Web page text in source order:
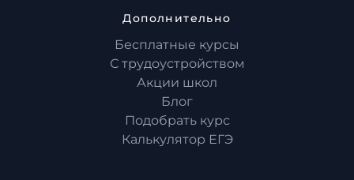
Дополнительно
Бесплатные курсы
С трудоустройством
Акции школ
Блог
Подобрать курс
Калькулятор ЕГЭ